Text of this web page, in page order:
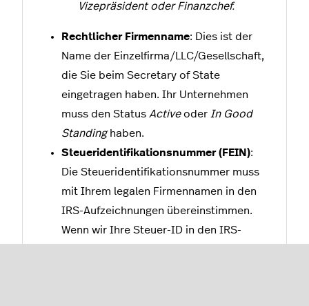
Vizepräsident oder Finanzchef.
Rechtlicher Firmenname: Dies ist der
Name der Einzelfirma/LLC/Gesellschaft,
die Sie beim Secretary of State
eingetragen haben. Ihr Unternehmen
muss den Status Activeoder In Good
Standinghaben.
Steueridentifikationsnummer (FEIN):
Die Steueridentifikationsnummer muss
mit Ihrem legalen Firmennamen in den
IRS-Aufzeichnungen übereinstimmen.
Wenn wir Ihre Steuer-ID in den IRS-